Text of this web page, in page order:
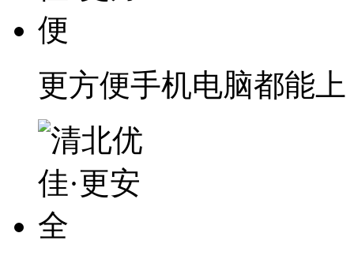
更方便手机电脑都能上